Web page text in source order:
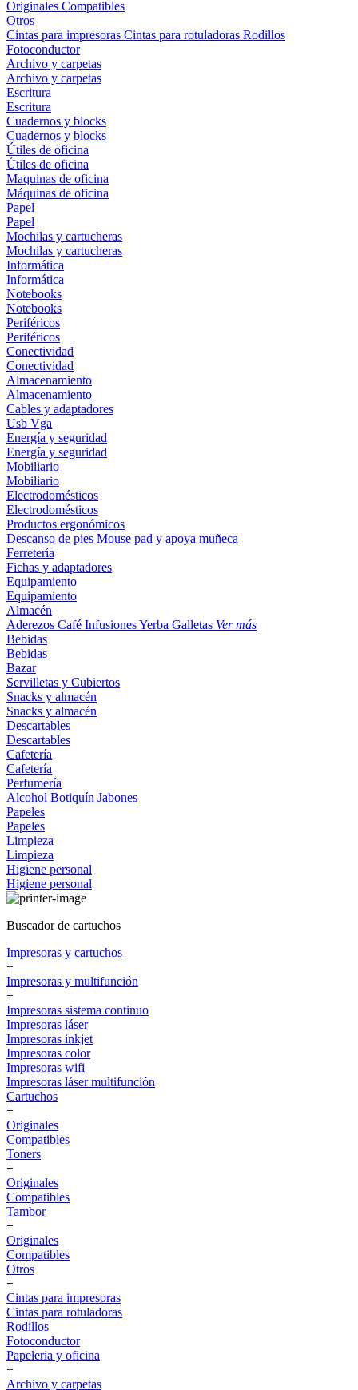
Originales Compatibles
Otros
Cintas para impresoras Cintas para rotuladoras Rodillos
Fotoconductor
Archivo y carpetas
Archivo y carpetas
Escritura
Escritura
Cuadernos y blocks
Cuadernos y blocks
Útiles de oficina
Útiles de oficina
Maquinas de oficina
Máquinas de oficina
Papel
Papel
Mochilas y cartucheras
Mochilas y cartucheras
Informática
Informática
Notebooks
Notebooks
Periféricos
Periféricos
Conectividad
Conectividad
Almacenamiento
Almacenamiento
Cables y adaptadores
Usb Vga
Energía y seguridad
Energía y seguridad
Mobiliario
Mobiliario
Electrodomésticos
Electrodomésticos
Productos ergonómicos
Descanso de pies Mouse pad y apoya muñeca
Ferretería
Fichas y adaptadores
Equipamiento
Equipamiento
Almacén
Aderezos Café InfusionesYerba Galletas Ver más
Bebidas
Bebidas
Bazar
Servilletas y Cubiertos
Snacks y almacén
Snacks y almacén
Descartables
Descartables
Cafetería
Cafetería
Perfumería
Alcohol Botiquín Jabones
Papeles
Papeles
Limpieza
Limpieza
Higiene personal
Higiene personal
Buscador de cartuchos
Impresoras y cartuchos
+
Impresoras y multifunción
+
Impresoras sistema continuo
Impresoras láser
Impresoras inkjet
Impresoras color
Impresoras wifi
Impresoras láser multifunción
Cartuchos
+
Originales
Compatibles
Toners
+
Originales
Compatibles
Tambor
+
Originales
Compatibles
Otros
+
Cintas para impresoras
Cintas para rotuladoras
Rodillos
Fotoconductor
Papeleria y oficina
+
Archivo y carpetas